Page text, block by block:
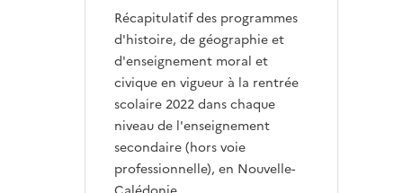
Récapitulatif des programmes
d'histoire, de géographie et
d'enseignement moral et
civique en vigueur à la rentrée
scolaire 2022 dans chaque
niveau de l'enseignement
secondaire (hors voie
professionnelle), en Nouvelle-